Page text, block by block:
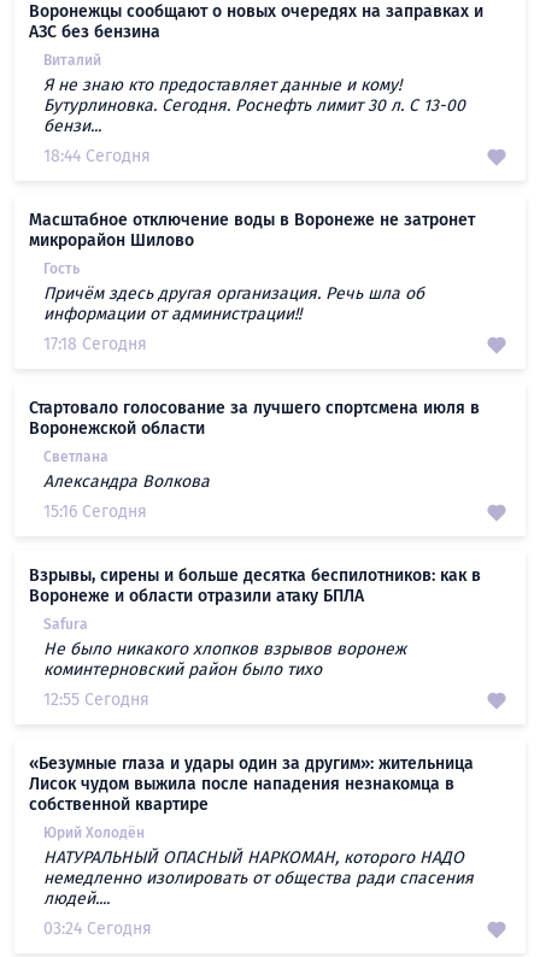
Воронежцы сообщают о новых очередях на заправках и
АЗС без бензина
Виталий
Я не знаю кто предоставляет данные и кому!
Бутурлиновка. Сегодня. Роснефть лимит 30 л. С 13-00
бензи...
18:44 Сегодня
Масштабное отключение воды в Воронеже не затронет
микрорайон Шилово
Гость
Причём здесь другая организация. Речь шла об
информации от администрации!!
17:18 Сегодня
Стартовало голосование за лучшего спортсмена июля в
Воронежской области
Светлана
Александра Волкова
15:16 Сегодня
Взрывы, сирены и больше десятка беспилотников: как в
Воронеже и области отразили атаку БПЛА
Safura
Не было никакого хлопков взрывов воронеж
коминтерновский район было тихо
12:55 Сегодня
«Безумные глаза и удары один за другим»: жительница
Лисок чудом выжила после нападения незнакомца в
собственной квартире
Юрий Холодён
НАТУРАЛЬНЫЙ ОПАСНЫЙ НАРКОМАН, которого НАДО
немедленно изолировать от общества ради спасения
людей....
03:24 Сегодня